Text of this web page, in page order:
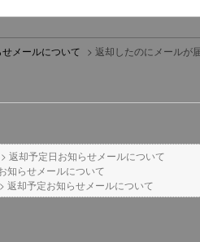
メールについて > 返却したのにメールが
> 返却予定日お知らせメールについて
知らせメールについて
> 返却予定お知らせメールについて